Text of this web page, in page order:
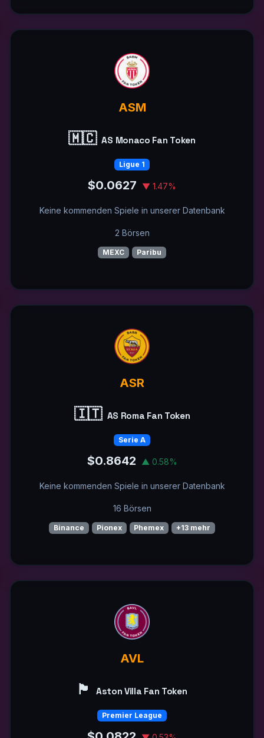
ASM
🇲🇨 AS Monaco Fan Token
Ligue 1
$0.0627 ▼ 1.47%
Keine kommenden Spiele in unserer Datenbank
2 Börsen
MEXC Paribu
ASR
🇮🇹 AS Roma Fan Token
Serie A
$0.8642 ▲ 0.58%
Keine kommenden Spiele in unserer Datenbank
16 Börsen
Binance Pionex Phemex +13 mehr
AVL
🏴󠁧󠁢󠁥󠁮󠁧󠁿 Aston Villa Fan Token
Premier League